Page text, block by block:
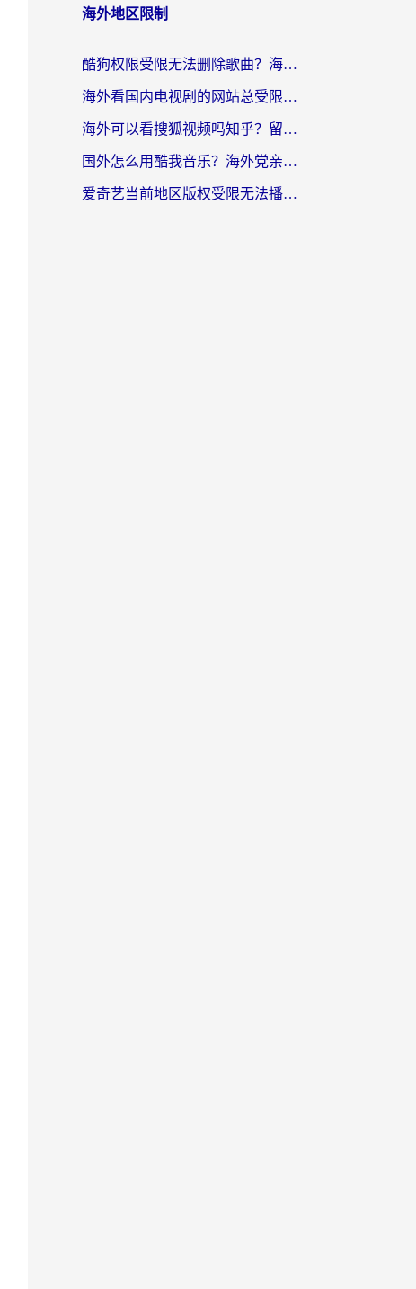
海外地区限制
酷狗权限受限无法删除歌曲？海外党听国内音乐的终极解决方案来了
海外看国内电视剧的网站总受限？教你选对回国加速器，轻松追热剧
海外可以看搜狐视频吗知乎？留学生亲测有效的回国加速器选择指南
国外怎么用酷我音乐？海外党亲测有效的回国加速方案，附千千音乐中文歌收听指南
爱奇艺当前地区版权受限无法播放？海外党追剧看电影的终极解决方案来了